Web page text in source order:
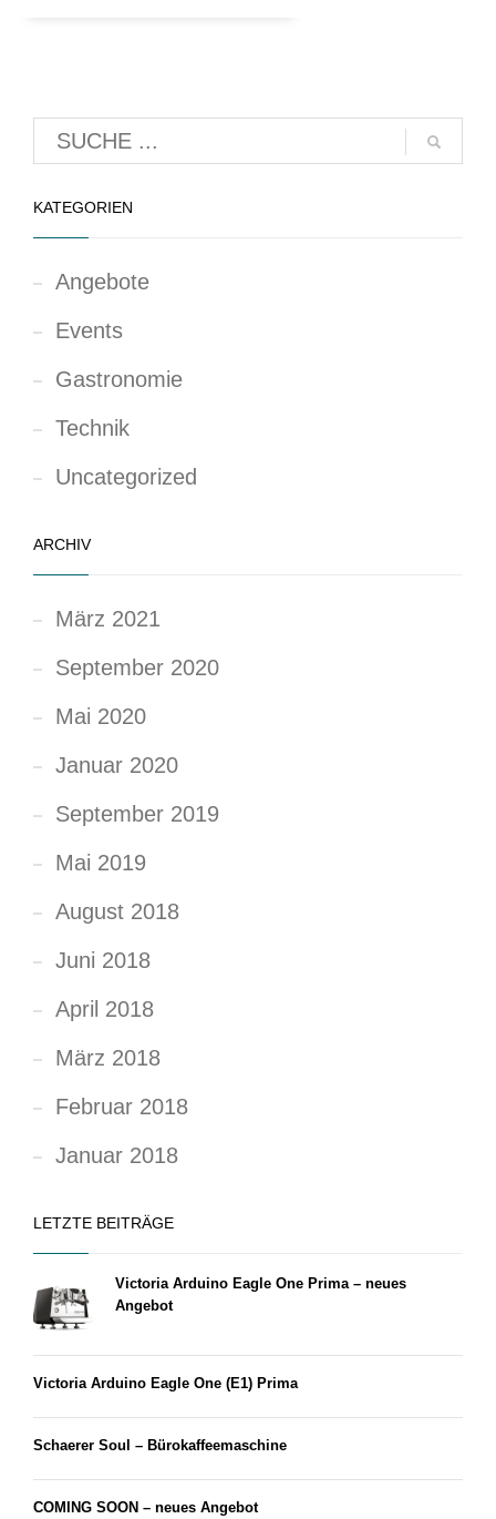
KATEGORIEN
Angebote
Events
Gastronomie
Technik
Uncategorized
ARCHIV
März 2021
September 2020
Mai 2020
Januar 2020
September 2019
Mai 2019
August 2018
Juni 2018
April 2018
März 2018
Februar 2018
Januar 2018
LETZTE BEITRÄGE
Victoria Arduino Eagle One Prima – neues
Angebot
Victoria Arduino Eagle One (E1) Prima
Schaerer Soul – Bürokaffeemaschine
COMING SOON – neues Angebot